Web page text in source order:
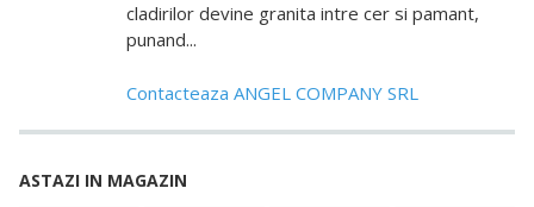
cladirilor devine granita intre cer si pamant,
punand...
Contacteaza ANGEL COMPANY SRL
ASTAZI IN MAGAZIN